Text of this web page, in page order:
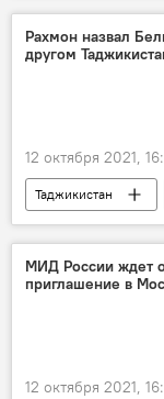
Рахмон назвал
другом
12 октября 2021,
Таджикистан
Эмомали Рахмон
МИД России ждет
приглашение в
12 октября 2021,